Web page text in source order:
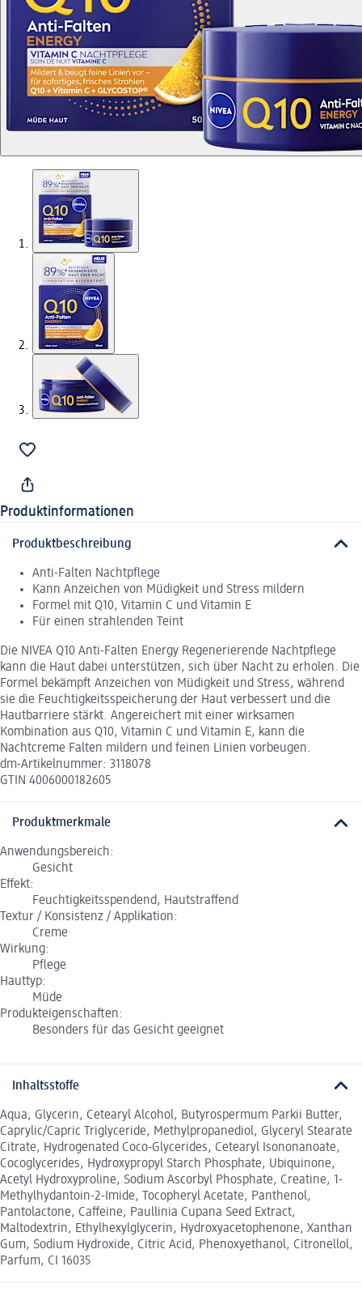
Produktinformationen
Produktbeschreibung
Anti-Falten Nachtpflege
Kann Anzeichen von Müdigkeit und Stress mildern
Formel mit Q10, Vitamin C und Vitamin E
Für einen strahlenden Teint
Die NIVEA Q10 Anti-Falten Energy Regenerierende Nachtpflege
kann die Haut dabei unterstützen, sich über Nacht zu erholen. Die
Formel bekämpft Anzeichen von Müdigkeit und Stress, während
sie die Feuchtigkeitsspeicherung der Haut verbessert und die
Hautbarriere stärkt. Angereichert mit einer wirksamen
Kombination aus Q10, Vitamin C und Vitamin E, kann die
Nachtcreme Falten mildern und feinen Linien vorbeugen.
dm-Artikelnummer: 3118078
GTIN 4006000182605
Produktmerkmale
Anwendungsbereich:
Gesicht
Effekt:
Feuchtigkeitsspendend, Hautstraffend
Textur / Konsistenz / Applikation:
Creme
Wirkung:
Pflege
Hauttyp:
Müde
Produkteigenschaften:
Besonders für das Gesicht geeignet
Inhaltsstoffe
Aqua, Glycerin, Cetearyl Alcohol, Butyrospermum Parkii Butter,
Caprylic/Capric Triglyceride, Methylpropanediol, Glyceryl Stearate
Citrate, Hydrogenated Coco-Glycerides, Cetearyl Isononanoate,
Cocoglycerides, Hydroxypropyl Starch Phosphate, Ubiquinone,
Acetyl Hydroxyproline, Sodium Ascorbyl Phosphate, Creatine, 1-
Methylhydantoin-2-Imide, Tocopheryl Acetate, Panthenol,
Pantolactone, Caffeine, Paullinia Cupana Seed Extract,
Maltodextrin, Ethylhexylglycerin, Hydroxyacetophenone, Xanthan
Gum, Sodium Hydroxide, Citric Acid, Phenoxyethanol, Citronellol,
Parfum, CI 16035